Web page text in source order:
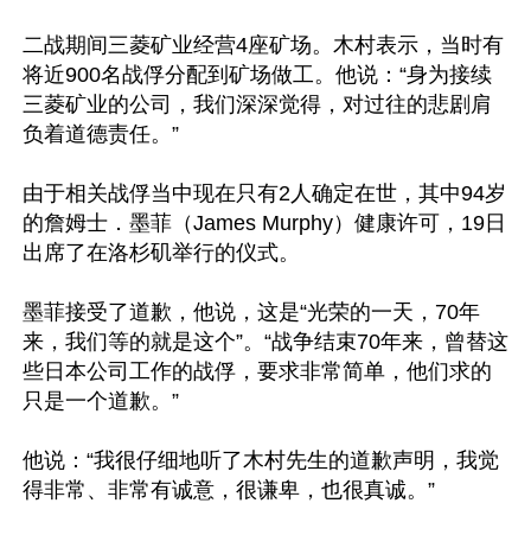
二战期间三菱矿业经营4座矿场。木村表示，当时有
将近900名战俘分配到矿场做工。他说：“身为接续
三菱矿业的公司，我们深深觉得，对过往的悲剧肩
负着道德责任。”
由于相关战俘当中现在只有2人确定在世，其中94岁
的詹姆士．墨菲（James Murphy）健康许可，19日
出席了在洛杉矶举行的仪式。
墨菲接受了道歉，他说，这是“光荣的一天，70年
来，我们等的就是这个”。“战争结束70年来，曾替这
些日本公司工作的战俘，要求非常简单，他们求的
只是一个道歉。”
他说：“我很仔细地听了木村先生的道歉声明，我觉
得非常、非常有诚意，很谦卑，也很真诚。”